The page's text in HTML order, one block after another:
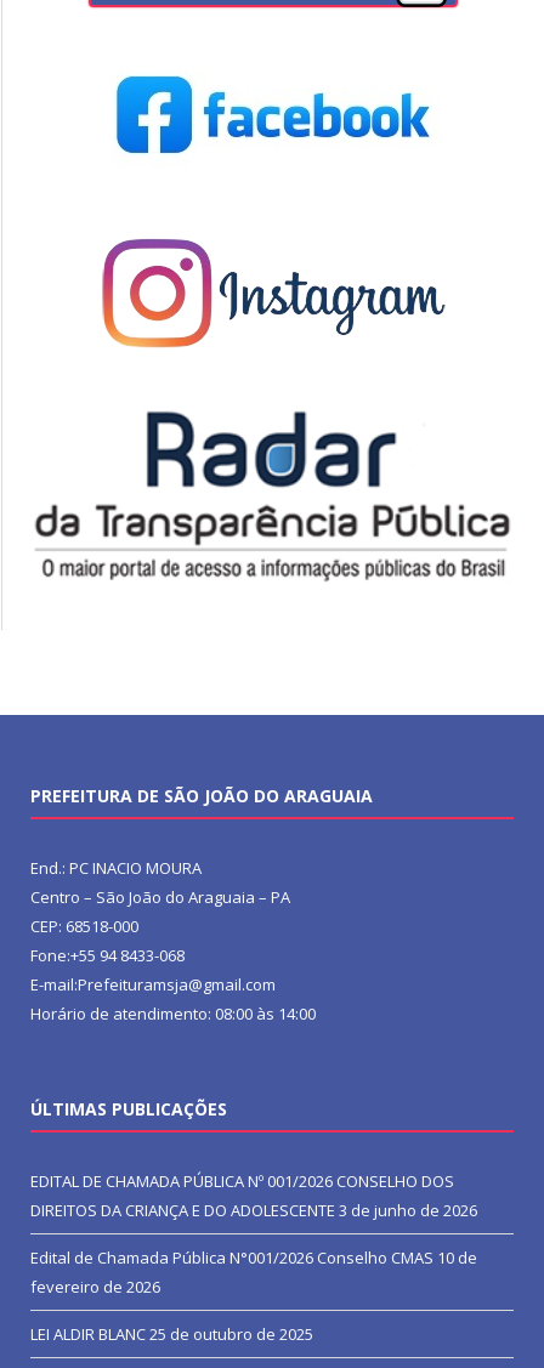
PREFEITURA DE SÃO JOÃO DO ARAGUAIA
End.: PC INACIO MOURA
Centro – São João do Araguaia – PA
CEP: 68518-000
Fone:+55 94 8433-068
E-mail:Prefeituramsja@gmail.com
Horário de atendimento: 08:00 às 14:00
ÚLTIMAS PUBLICAÇÕES
EDITAL DE CHAMADA PÚBLICA Nº 001/2026 CONSELHO DOS
DIREITOS DA CRIANÇA E DO ADOLESCENTE 3 de junho de 2026
Edital de Chamada Pública N°001/2026 Conselho CMAS 10 de
fevereiro de 2026
LEI ALDIR BLANC25 de outubro de 2025